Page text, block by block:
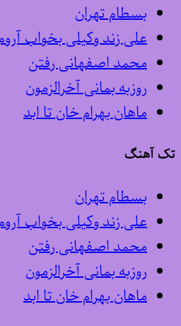
بسطام تهران
علی زند وکیلی بخواب
محمد اصفهانی رفتن
روزبه بمانی آخرالزمون
ماهان بهرام خان تا ابد
تک آهنگ
بسطام تهران
علی زند وکیلی بخواب
محمد اصفهانی رفتن
روزبه بمانی آخرالزمون
ماهان بهرام خان تا ابد